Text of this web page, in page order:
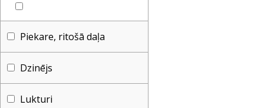
Piekare, ritošā daļa
Dzinējs
Lukturi